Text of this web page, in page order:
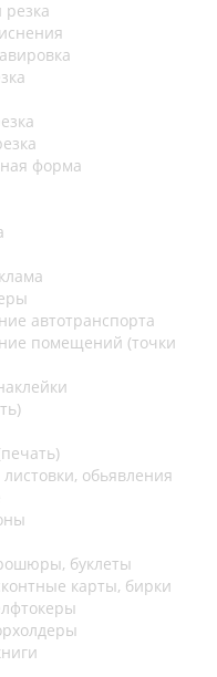
резка
форма
автотранспорта
помещений (точки
обьявления
буклеты
карты, бирки